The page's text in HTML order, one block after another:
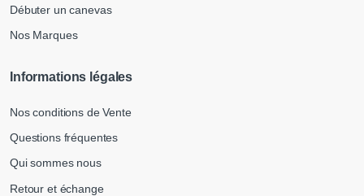
Débuter un canevas
Nos Marques
Informations légales
Nos conditions de Vente
Questions fréquentes
Qui sommes nous
Retour et échange